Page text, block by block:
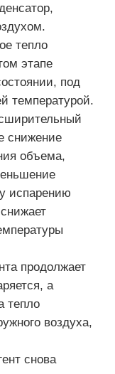
тепло
этапе
под
температурой.
снижение
объема,
испарению
продолжает
а
тепло
воздуха,
снова